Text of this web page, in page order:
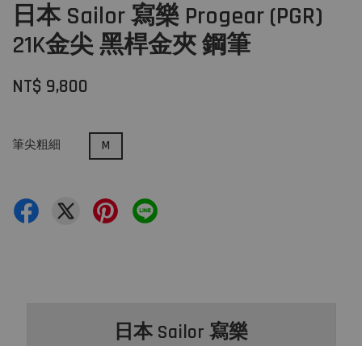
日本 Sailor 寫樂 Progear (PGR)
21K金尖 黑桿金夾 鋼筆
NT$ 9,800
筆尖粗細 M
日本 Sailor 寫樂